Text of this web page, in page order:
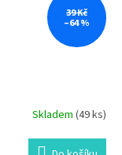
39 Kč
–64 %
Skladem (49 ks)